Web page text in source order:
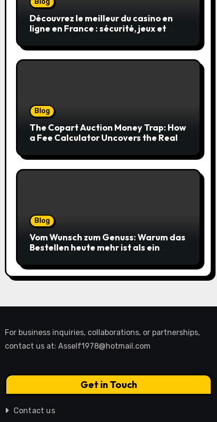
Découvrez le meilleur du casino en
ligne en France : sécurité, jeux et
Blog
The Copart Auction Money Trap: How
a Fee Calculator Uncovers the Real
Blog
Vom Wunsch zum Genuss: Warum das
Bestellen heute mehr ist als ein
For business inquiries, collaborations, or partnerships,
contact us at: Asself1978@hotmail.com
Get in Touch
Contact us